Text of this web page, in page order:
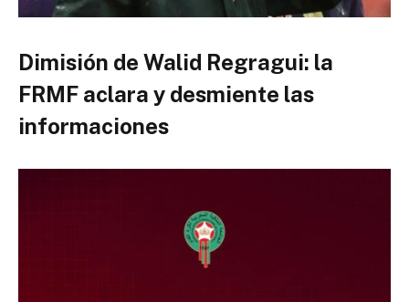
Dimisión de Walid Regragui: la
FRMF aclara y desmiente las
informaciones